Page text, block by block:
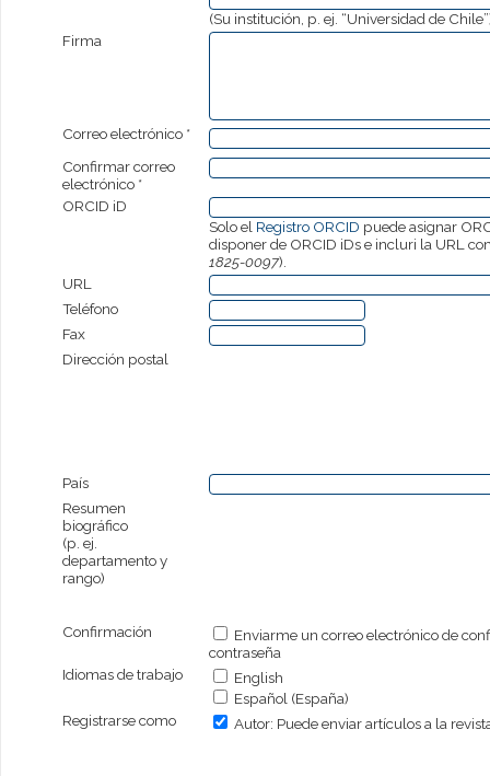
(Su institución, p. ej. “Universidad de
Firma
Correo electrónico *
Confirmar correo
electrónico *
ORCID iD
Solo el Registro ORCID puede asignar
disponer de ORCID iDs e incluri la URL
1825-0097).
URL
Teléfono
Fax
Dirección postal
País
Resumen
biográfico
(p. ej.
departamento y
rango)
Confirmación
Enviarme un correo electrónico de
contraseña
Idiomas de trabajo
English
Español (España)
Registrarse como
Autor: Puede enviar artículos a la